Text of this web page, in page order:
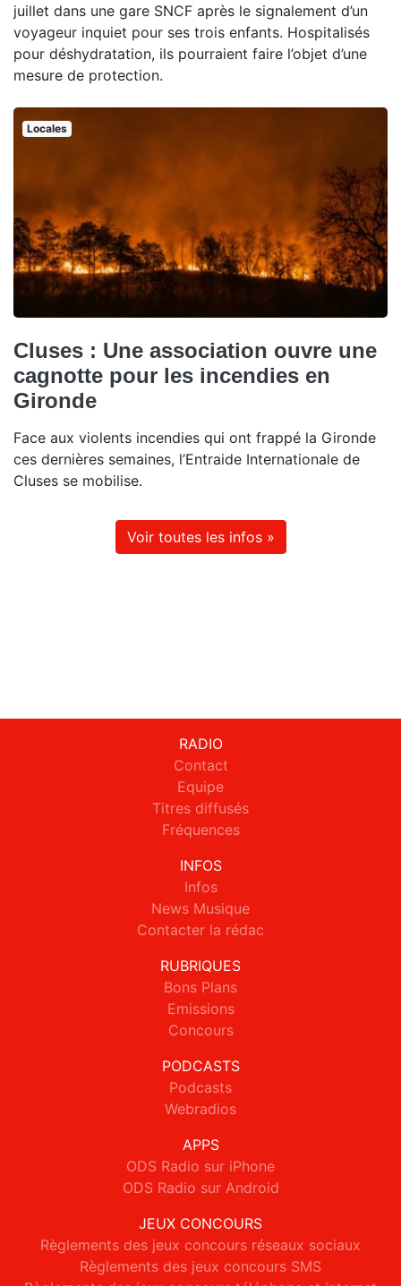
juillet dans une gare SNCF après le signalement d’un
voyageur inquiet pour ses trois enfants. Hospitalisés
pour déshydratation, ils pourraient faire l’objet d’une
mesure de protection.
Locales
Cluses : Une association ouvre une
cagnotte pour les incendies en
Gironde
Face aux violents incendies qui ont frappé la Gironde
ces dernières semaines, l’Entraide Internationale de
Cluses se mobilise.
Voir toutes les infos »
RADIO
Contact
Equipe
Titres diffusés
Fréquences
INFOS
Infos
News Musique
Contacter la rédac
RUBRIQUES
Bons Plans
Emissions
Concours
PODCASTS
Podcasts
Webradios
APPS
ODS Radio sur iPhone
ODS Radio sur Android
JEUX CONCOURS
Règlements des jeux concours réseaux sociaux
Règlements des jeux concours SMS